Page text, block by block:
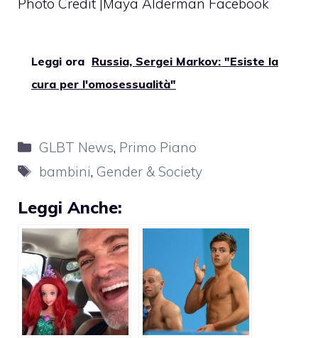
Photo Credit |Maya Alderman Facebook
Leggi ora Russia, Sergei Markov: "Esiste la
cura per l'omosessualità"
Categorie
GLBT News, Primo Piano
Tag
bambini, Gender & Society
Leggi Anche: